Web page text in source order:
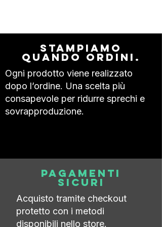
Stampiamo
quando ordini.
Ogni prodotto viene realizzato
dopo l’ordine. Una scelta più
consapevole per ridurre sprechi e
sovrapproduzione.
Pagamenti
sicuri
Acquisto tramite checkout
protetto con i metodi
disponibili nello store.